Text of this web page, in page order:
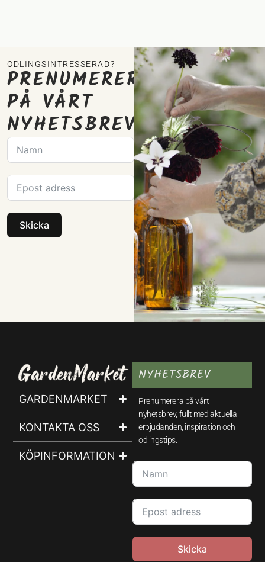
ODLINGSINTRESSERAD?
PRENUMERERA
PÅ VÅRT
NYHETSBREV
Skicka
GARDENMARKET
KONTAKTA OSS
KÖPINFORMATION
NYHETSBREV
Prenumerera på vårt
nyhetsbrev, fullt med aktuella
erbjudanden, inspiration och
odlingstips.
Skicka